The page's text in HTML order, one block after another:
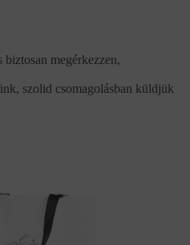
biztosan megérkezzen,
szolid csomagolásban küldjük